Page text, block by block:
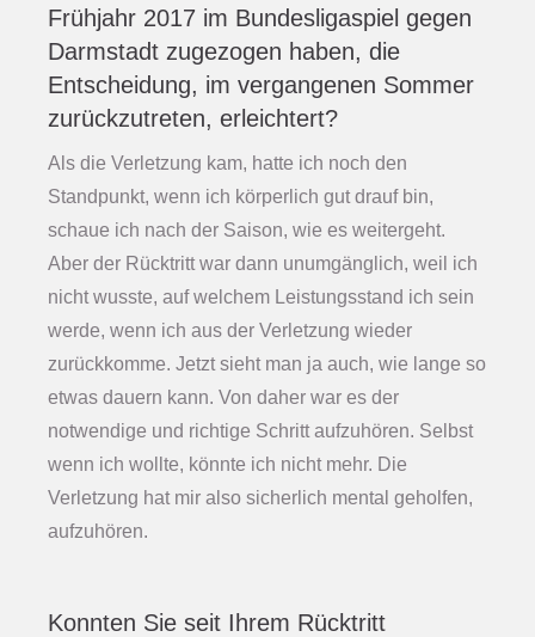
Frühjahr 2017 im Bundesligaspiel gegen
Darmstadt zugezogen haben, die
Entscheidung, im vergangenen Sommer
zurückzutreten, erleichtert?
Als die Verletzung kam, hatte ich noch den
Standpunkt, wenn ich körperlich gut drauf bin,
schaue ich nach der Saison, wie es weitergeht.
Aber der Rücktritt war dann unumgänglich, weil ich
nicht wusste, auf welchem Leistungsstand ich sein
werde, wenn ich aus der Verletzung wieder
zurückkomme. Jetzt sieht man ja auch, wie lange so
etwas dauern kann. Von daher war es der
notwendige und richtige Schritt aufzuhören. Selbst
wenn ich wollte, könnte ich nicht mehr. Die
Verletzung hat mir also sicherlich mental geholfen,
aufzuhören.
Konnten Sie seit Ihrem Rücktritt